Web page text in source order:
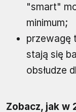
"smart"
minimum;
przewagę
stają się
obsłudze
Zobacz, jak w